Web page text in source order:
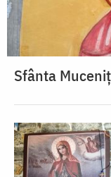
Sfânta